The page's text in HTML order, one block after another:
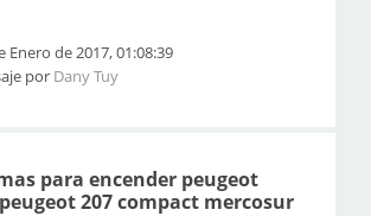
Enero de 2017, 01:08:39
por Dany Tuy
para encender peugeot
207 compact mercosur